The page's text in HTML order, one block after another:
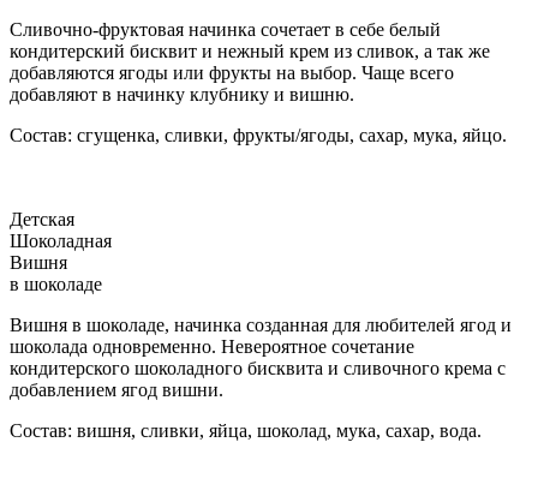
Сливочно-фруктовая начинка сочетает в себе белый
кондитерский бисквит и нежный крем из сливок, а так же
добавляются ягоды или фрукты на выбор. Чаще всего
добавляют в начинку клубнику и вишню.
Состав: сгущенка, сливки, фрукты/ягоды, сахар, мука, яйцо.
Детская
Шоколадная
Вишня
в шоколаде
Вишня в шоколаде, начинка созданная для любителей ягод и
шоколада одновременно. Невероятное сочетание
кондитерского шоколадного бисквита и сливочного крема с
добавлением ягод вишни.
Состав: вишня, сливки, яйца, шоколад, мука, сахар, вода.